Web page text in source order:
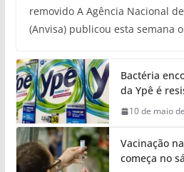
removido A Agência Nacional
(Anvisa) publicou esta semana o
Bactéria
da Ypê é
10 de maio
Vacinação
começa no